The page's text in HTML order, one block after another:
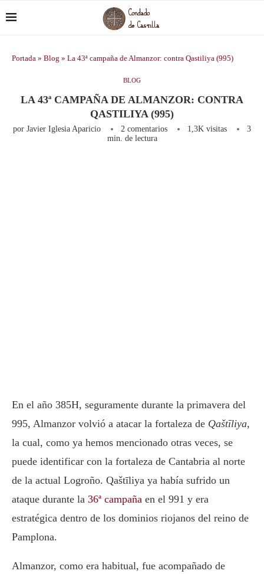
Portada » Blog » La 43ª campaña de Almanzor: contra Qastiliya (995)
BLOG
LA 43ª CAMPAÑA DE ALMANZOR: CONTRA
QASTILIYA (995)
por Javier Iglesia Aparicio 2 comentarios 1,3K visitas
3
min. de lectura
En el año 385H, seguramente durante la primavera del
995, Almanzor volvió a atacar la fortaleza de Qaštīliya,
la cual, como ya hemos mencionado otras veces, se
puede identificar con la fortaleza de Cantabria al norte
de la actual Logroño. Qaštīliya ya había sufrido un
ataque durante la 36ª campaña en el 991 y era
estratégica dentro de los dominios riojanos del reino de
Pamplona.
Almanzor, como era habitual, fue acompañado de